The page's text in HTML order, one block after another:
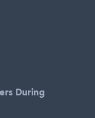
During